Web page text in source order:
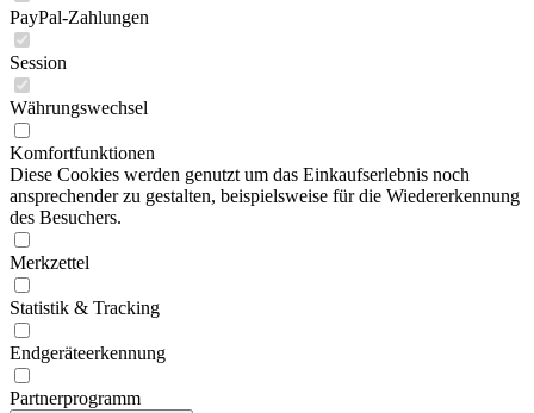
PayPal-Zahlungen
Session
Währungswechsel
Komfortfunktionen
Diese Cookies werden genutzt um das Einkaufserlebnis noch
ansprechender zu gestalten, beispielsweise für die Wiedererkennung
des Besuchers.
Merkzettel
Statistik & Tracking
Endgeräteerkennung
Partnerprogramm